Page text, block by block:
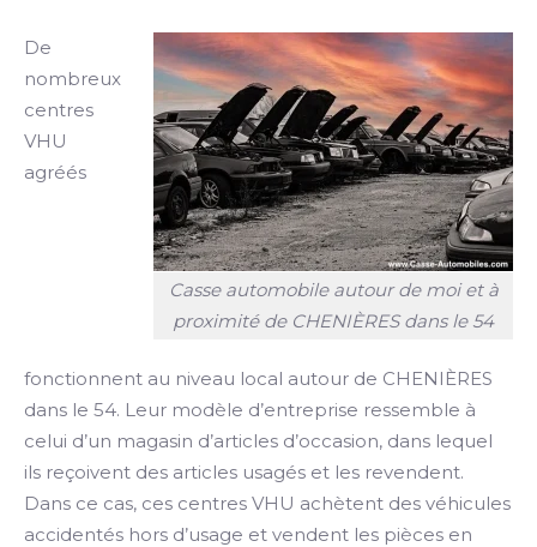
Casse automobile autour de moi et à
proximité de CHENIÈRES dans le 54
De
nombreux
centres
VHU
agréés
fonctionnent au niveau local autour de CHENIÈRES
dans le 54. Leur modèle d’entreprise ressemble à
celui d’un magasin d’articles d’occasion, dans lequel
ils reçoivent des articles usagés et les revendent.
Dans ce cas, ces centres VHU achètent des véhicules
accidentés hors d’usage et vendent les pièces en